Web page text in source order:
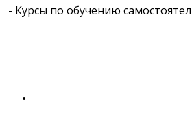
- Курсы по обучению